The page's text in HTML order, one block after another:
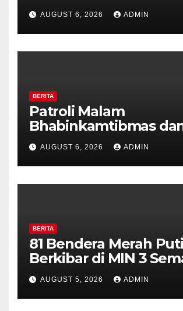
Pilar Kelurahan
Perkuat Kamtibmas,
Diajak Aktifkan Ronda
AUGUST 6, 2026 ADMIN
BERITA
Patroli Malam
Bhabinkamtibmas
Pilar Kelurahan
Perkuat Kamtibmas,
Diajak Aktifkan Ronda
AUGUST 6, 2026 ADMIN
BERITA
81 Bendera Merah
Berkibar di MIN 3
Bhabinkamtibmas
Timpik Hadiri
HUT ke-81
AUGUST 5, 2026 ADMIN